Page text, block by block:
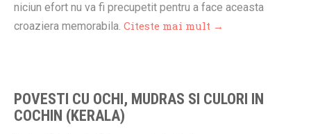
niciun efort nu va fi precupetit pentru a face aceasta
croaziera memorabila. Citeste mai mult →
POVESTI CU OCHI, MUDRAS SI CULORI IN
COCHIN (KERALA)